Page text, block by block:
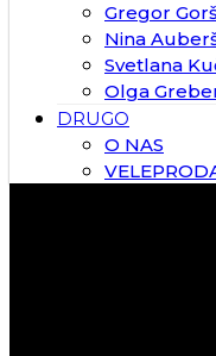
Gregor
Nina
Svetlana
Olga
DRUGO
O NAS